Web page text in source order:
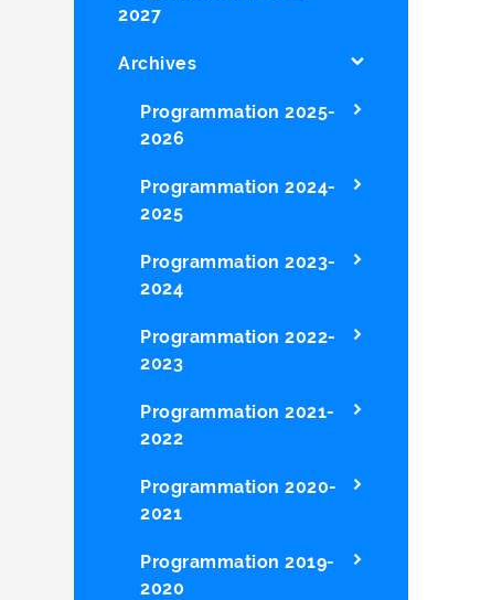
2027
Archives
Programmation 2025-
2026
Programmation 2024-
2025
Programmation 2023-
2024
Programmation 2022-
2023
Programmation 2021-
2022
Programmation 2020-
2021
Programmation 2019-
2020